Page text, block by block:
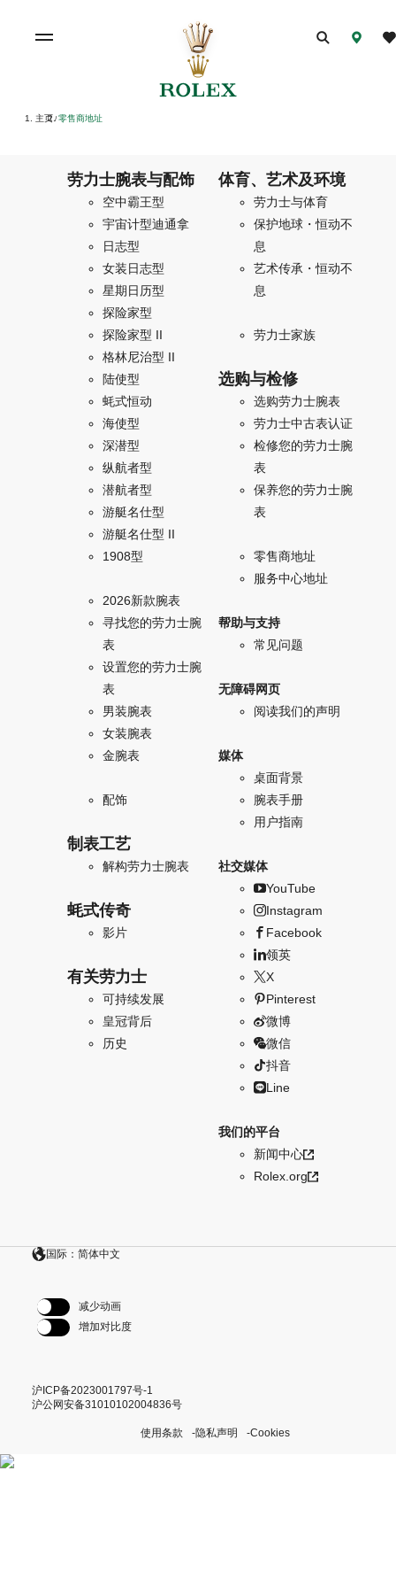
主页/ 零售商地址
劳力士腕表与配饰
空中霸王型
宇宙计型迪通拿
日志型
女装日志型
星期日历型
探险家型
探险家型 II
格林尼治型 II
陆使型
蚝式恒动
海使型
深潜型
纵航者型
潜航者型
游艇名仕型
游艇名仕型 II
1908型
2026新款腕表
寻找您的劳力士腕
表
设置您的劳力士腕
表
男装腕表
女装腕表
金腕表
配饰
制表工艺
解构劳力士腕表
蚝式传奇
影片
有关劳力士
可持续发展
皇冠背后
历史
体育、艺术及环境
劳力士与体育
保护地球・恒动不
息
艺术传承・恒动不
息
劳力士家族
选购与检修
选购劳力士腕表
劳力士中古表认证
检修您的劳力士腕
表
保养您的劳力士腕
表
零售商地址
服务中心地址
帮助与支持
常见问题
无障碍网页
阅读我们的声明
媒体
桌面背景
腕表手册
用户指南
社交媒体
YouTube
Instagram
Facebook
领英
X
Pinterest
微博
微信
抖音
Line
我们的平台
新闻中心
Rolex.org
国际：简体中文
减少动画
增加对比度
沪ICP备2023001797号-1
沪公网安备31010102004836号
使用条款 隐私声明 Cookies